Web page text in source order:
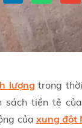
lượng trong
sách tiền tệ
của xung đột